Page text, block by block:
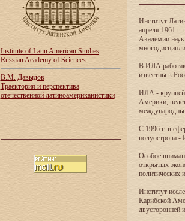
Institute of Latin American Studies
Russian Academy of Sciences
В.М. Давыдов
Траектория и перспектива
отечественной латиноамериканистики
Институт
апреля 1961
Академии
В ИЛА
известны в
ИЛА -
Америки,
С 1996 г. в
полуострова -
Особое
открытых
политических
Институт
Карибской
двусторонней